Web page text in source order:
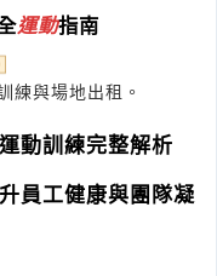
運動指南
練與場地出租。
動訓練完整解析
員工健康與團隊凝